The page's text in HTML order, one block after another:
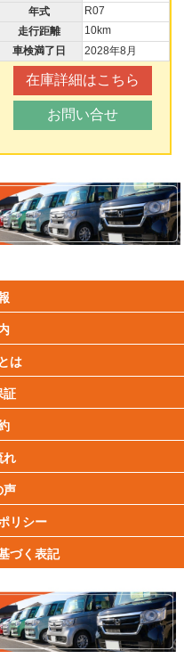
年式
R07
走行距離
10km
車検満了日
2028年8月
在庫詳細はこちら
お問い合せ
は
証
れ
声
リシー
づく表記